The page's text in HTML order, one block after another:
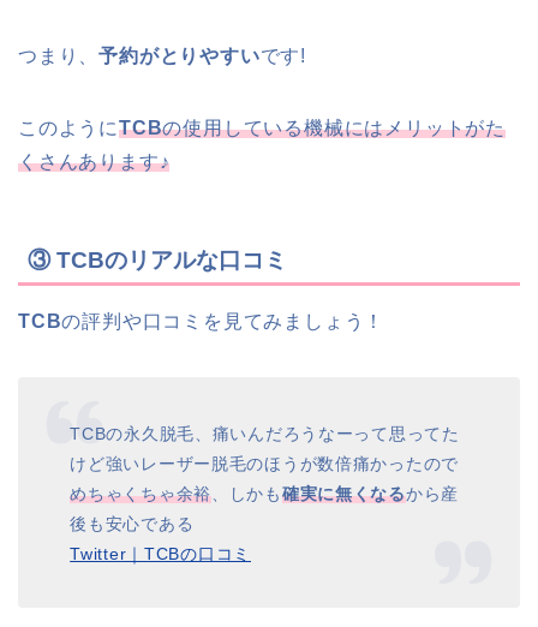
つまり、予約がとりやすいです!
このようにTCBの使用している機械にはメリットがた
くさんあります♪
③ TCBのリアルな口コミ
TCBの評判や口コミを見てみましょう！
TCBの永久脱毛、痛いんだろうなーって思ってた
けど強いレーザー脱毛のほうが数倍痛かったので
めちゃくちゃ余裕、しかも確実に無くなるから産
後も安心である
Twitter｜TCBの口コミ